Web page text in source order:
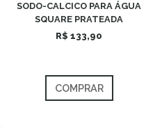
SODO-CALCICO PARA ÁGUA
SQUARE PRATEADA
R$ 133,90
COMPRAR